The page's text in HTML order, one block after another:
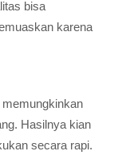
bisa
karena
memungkinkan
Hasilnya kian
secara rapi.